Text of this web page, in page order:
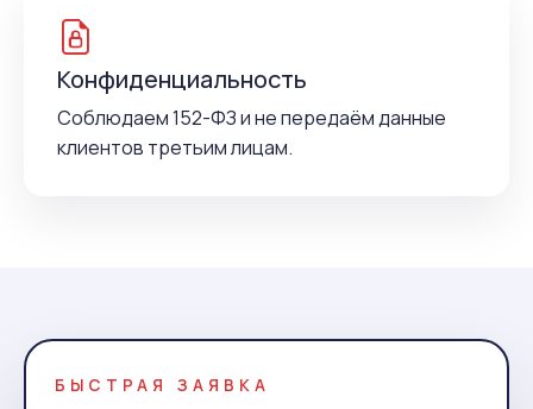
Конфиденциальность
Соблюдаем 152-ФЗ и не передаём данные
клиентов третьим лицам.
БЫСТРАЯ ЗАЯВКА